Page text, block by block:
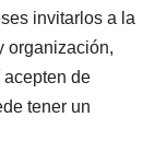
invitarlos a la
organización,
de
tener un